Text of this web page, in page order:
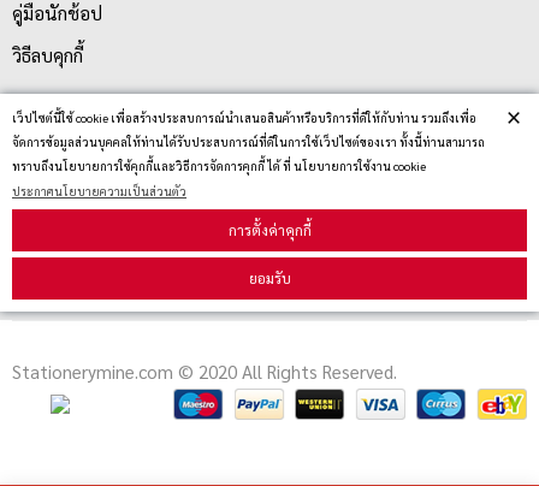
เว็ปไซต์นี้ใช้ cookie เพื่อสร้างประสบการณ์นำเสนอสินค้าหรือบริการที่ดีให้กับท่าน รวมถึงเพื่อ
จัดการข้อมูลส่วนบุคคลให้ท่านได้รับประสบการณ์ที่ดีในการใช้เว็ปไซต์ของเรา ทั้งนี้ท่านสามารถ
ทราบถึงนโยบายการใช้คุกกี้และวิธีการจัดการคุกกี้ ได้ ที่ นโยบายการใช้งาน cookie
ประกาศนโยบายความเป็นส่วนตัว
การตั้งค่าคุกกี้
ยอมรับ
×
คู่มือนักช้อป
วิธีลบคุกกี้
สมัครรับข่าวสาร
รับข่าวสาร
Stationerymine.com © 2020 All Rights Reserved.